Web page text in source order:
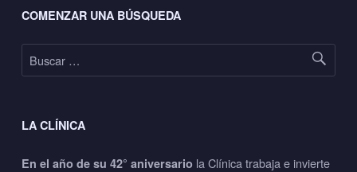
COMENZAR UNA BÚSQUEDA
Buscar:
LA CLÍNICA
En el año de su 42° aniversario la Clínica trabaja e invierte